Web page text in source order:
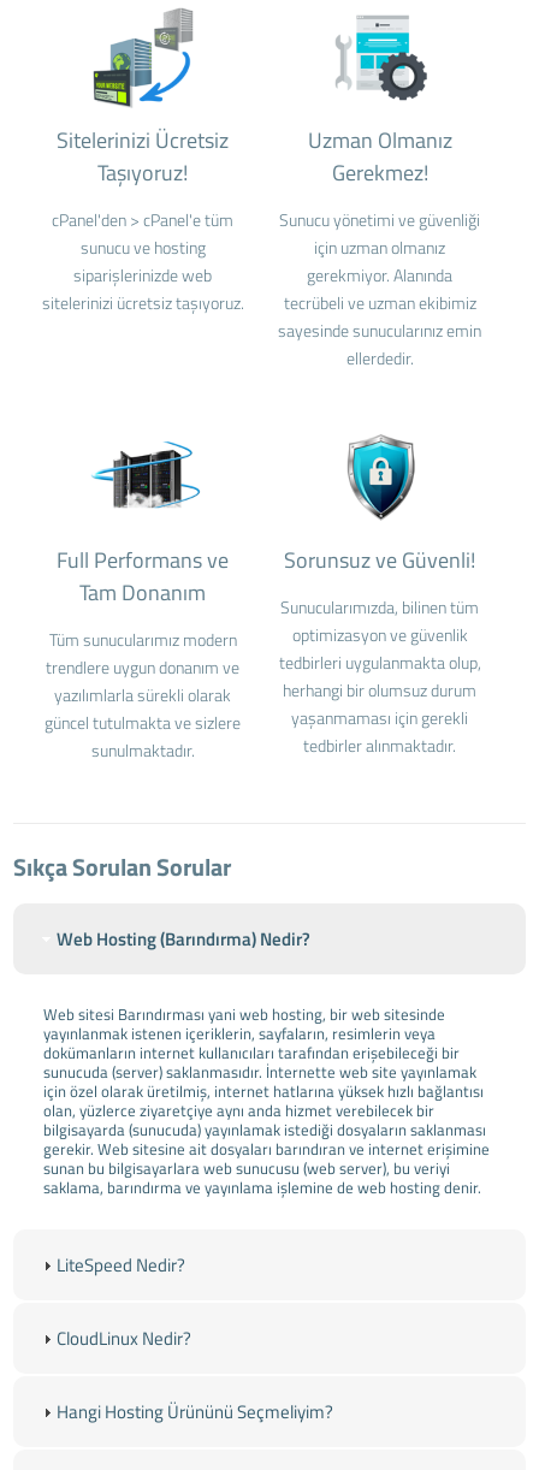
Sitelerinizi Ücretsiz
Taşıyoruz!
cPanel'den > cPanel'e tüm
sunucu ve hosting
siparişlerinizde web
sitelerinizi ücretsiz taşıyoruz.
Uzman Olmanız
Gerekmez!
Sunucu yönetimi ve güvenliği
için uzman olmanız
gerekmiyor. Alanında
tecrübeli ve uzman ekibimiz
sayesinde sunucularınız emin
ellerdedir.
Full Performans ve
Tam Donanım
Tüm sunucularımız modern
trendlere uygun donanım ve
yazılımlarla sürekli olarak
güncel tutulmakta ve sizlere
sunulmaktadır.
Sorunsuz ve Güvenli!
Sunucularımızda, bilinen tüm
optimizasyon ve güvenlik
tedbirleri uygulanmakta olup,
herhangi bir olumsuz durum
yaşanmaması için gerekli
tedbirler alınmaktadır.
Sıkça Sorulan Sorular
Web Hosting (Barındırma) Nedir?
Web sitesi Barındırması yani web hosting, bir web sitesinde
yayınlanmak istenen içeriklerin, sayfaların, resimlerin veya
dokümanların internet kullanıcıları tarafından erişebileceği bir
sunucuda (server) saklanmasıdır. İnternette web site yayınlamak
için özel olarak üretilmiş, internet hatlarına yüksek hızlı bağlantısı
olan, yüzlerce ziyaretçiye aynı anda hizmet verebilecek bir
bilgisayarda (sunucuda) yayınlamak istediği dosyaların saklanması
gerekir. Web sitesine ait dosyaları barındıran ve internet erişimine
sunan bu bilgisayarlara web sunucusu (web server), bu veriyi
saklama, barındırma ve yayınlama işlemine de web hosting denir.
LiteSpeed Nedir?
CloudLinux Nedir?
Hangi Hosting Ürününü Seçmeliyim?